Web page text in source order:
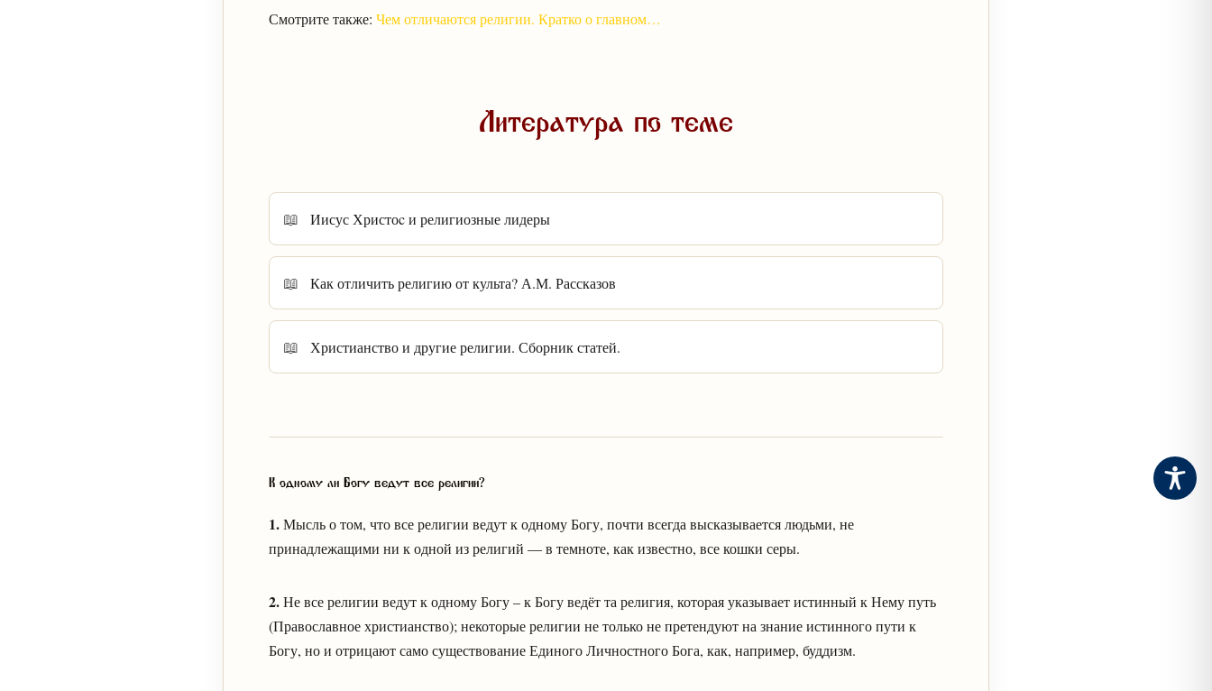
Смотрите также: Чем отличаются религии. Кратко о главном…
Литература по теме
Иисус Христоc и религиозные лидеры
Как отличить религию от культа? А.М. Рассказов
Христианство и другие религии. Сборник статей.
К одному ли Богу ведут все религии?
1.Мысль о том, что все религии ведут к одному Богу, почти всегда высказывается людьми, не
принадлежащими ни к одной из религий — в темноте, как известно, все кошки серы.
2.Не все религии ведут к одному Богу – к Богу ведёт та религия, которая указывает истинный к Нему путь
(Православное христианство); некоторые религии не только не претендуют на знание истинного пути к
Богу, но и отрицают само существование Единого Личностного Бога, как, например, буддизм.